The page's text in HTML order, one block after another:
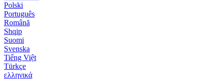
Polski
Português
Română
Shqip
Suomi
Svenska
Tiếng Việt
Türkçe
ελληνικά